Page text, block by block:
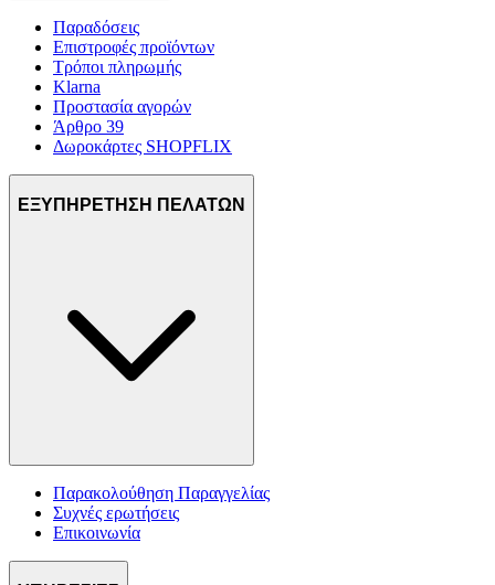
Παραδόσεις
Επιστροφές προϊόντων
Τρόποι πληρωμής
Klarna
Προστασία αγορών
Άρθρο 39
Δωροκάρτες SHOPFLIX
ΕΞΥΠΗΡΕΤΗΣΗ ΠΕΛΑΤΩΝ
Παρακολούθηση Παραγγελίας
Συχνές ερωτήσεις
Επικοινωνία